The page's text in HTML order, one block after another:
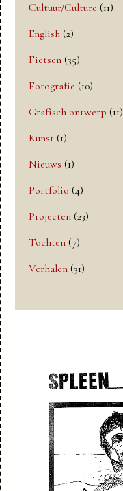
Cultuur/Culture (11)
English (2)
Fietsen (35)
Fotografie (10)
Grafisch ontwerp (11)
Kunst (1)
Nieuws (1)
Portfolio (4)
Projecten (23)
Tochten (7)
Verhalen (31)